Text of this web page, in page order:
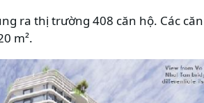
ra thị trường 408 căn hộ. Các
m².